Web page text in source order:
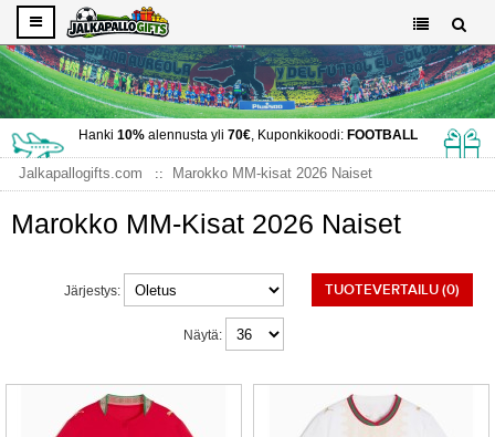
Hanki 10%alennusta yli 70€, Kuponkikoodi: FOOTBALL
Jalkapallogifts.com Marokko MM-kisat 2026 Naiset
Marokko MM-Kisat 2026 Naiset
TUOTEVERTAILU (0)
Järjestys:
Näytä: